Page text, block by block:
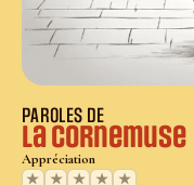
PAROLES DE
La cornemuse
Appréciation
★
★ ★ ★ ★